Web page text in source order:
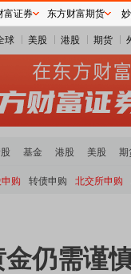
球 美股 港股 期货
基金 港股 美股 期
购 转债申购 北交所申购
仍需谨
富证券 东方财富期货